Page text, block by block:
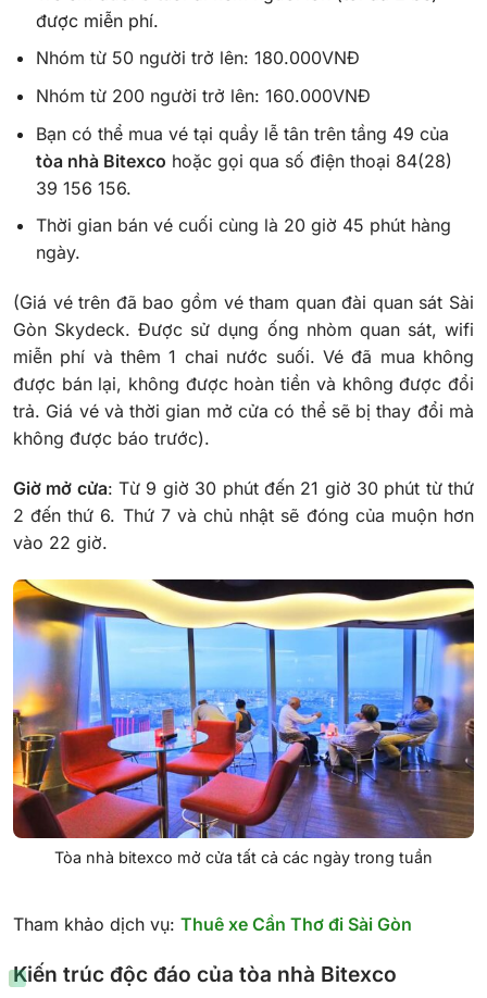
được miễn phí.
Nhóm từ 50 người trở lên: 180.000VNĐ
Nhóm từ 200 người trở lên: 160.000VNĐ
Bạn có thể mua vé tại quầy lễ tân trên tầng 49 của
tòa nhà Bitexco hoặc gọi qua số điện thoại 84(28)
39 156 156.
Thời gian bán vé cuối cùng là 20 giờ 45 phút hàng
ngày.
(Giá vé trên đã bao gồm vé tham quan đài quan sát Sài
Gòn Skydeck. Được sử dụng ống nhòm quan sát, wifi
miễn phí và thêm 1 chai nước suối. Vé đã mua không
được bán lại, không được hoàn tiền và không được đổi
trả. Giá vé và thời gian mở cửa có thể sẽ bị thay đổi mà
không được báo trước).
Giờ mở cửa: Từ 9 giờ 30 phút đến 21 giờ 30 phút từ thứ
2 đến thứ 6. Thứ 7 và chủ nhật sẽ đóng của muộn hơn
vào 22 giờ.
Tòa nhà bitexco mở cửa tất cả các ngày trong tuần
Tham khảo dịch vụ: Thuê xe Cần Thơ đi Sài Gòn
Kiến trúc độc đáo của tòa nhà Bitexco